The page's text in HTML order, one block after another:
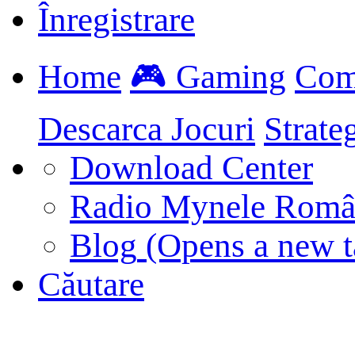
Înregistrare
Home 🎮 Gaming
Descarca Jocuri
Download Center
Radio Mynele
Blog (Opens a new
Căutare